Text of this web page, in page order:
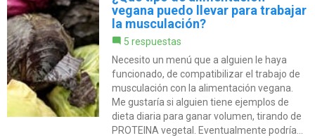
vegana puedo llevar para trabajar
la musculación?
5 respuestas
Necesito un menú que a alguien le haya
funcionado, de compatibilizar el trabajo de
musculación con la alimentación vegana.
Me gustaría si alguien tiene ejemplos de
dieta diaria para ganar volumen, tirando de
PROTEINA vegetal. Eventualmente podría...